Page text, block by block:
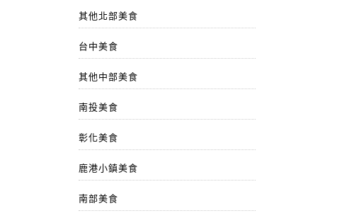
其他北部美食
台中美食
其他中部美食
南投美食
彰化美食
鹿港小鎮美食
南部美食